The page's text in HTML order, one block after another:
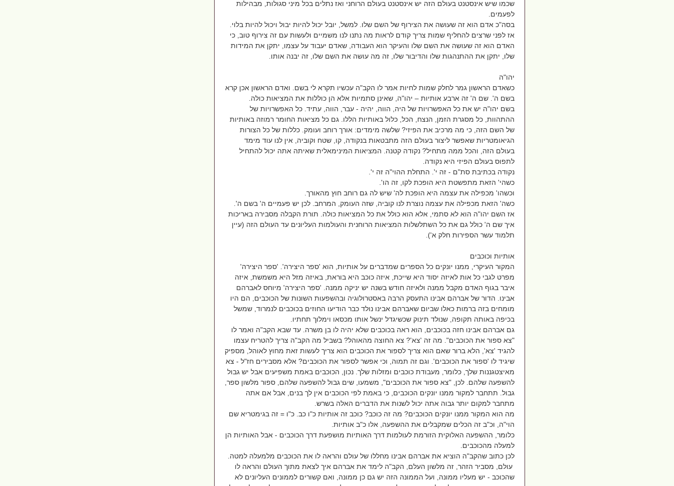
שכמו שיש אינסטנט בעולם הזה יש אינסטנט בעולם הרוחני ואז נתלים בכל מיני סגולות, מבהילות
לפעמים.
בסה"כ אדם הוא זה שעושה את הצירוף של השם שלו. למשל, יובל יכול להיות יבול ויכול להיות בלוי.
אז לפני שרצים להחליף שמות צריך קודם לראות מה נתנו לנו משמיים ולעשות עם זה צירוף טוב, כי
האדם הוא זה שעושה את השם שלו והעיקר הוא העבודה, שאדם יעבוד על עצמו, יתקן את המידות
שלו, יתקן את ההתנהגות שלו והדיבור שלו, זה מה עושה את השם שלו, זה יבנה אותו.
יהו"ה
כשאדם הראשון גמר לחלק שמות לחיות אמר לו הקב"ה עכשיו תקרא לי בשם. ואדם הראשון אכן קרא
בשם ה'. שם ה' זה ארבע אותיות – יהו"ה, שאינן סתמיות אלא הן כוללות את המציאות כולה.
בשם יהו"ה יש את כל האפשרויות של היה, הווה, יהיה - עבר, הווה, עתיד. כל האפשרויות של
ההתהוות, כל מסגרת הזמן, הנצח, הכל, כלול באותיות הללו. גם כל מציאות החומר רמוזה באותיות
של השם הזה, כי מה מרכיב את הפיזי? שלשה מימדים: אורך רוחב ועומק. כללות של כל הצורות
הגיאומטריות שאפשר ליצור בעולם הזה מתבטאות בנקודה, קו, שטח וקוביה, אין לנו עוד מימד
בעולם הזה, והכל ממה מתחיל? נקודה קטנה. המציאות המינימאלית שאיתה אתה יכול להתחיל
לתפוס בעולם הפיזי היא נקודה.
נקודה בכתיבת סת"ם - זה י'. התחלת ההוי"ה זה י'.
כשהי' הזאת מתפשטת היא הופכת לקו, זה הו'.
וכשהו' מכפילה את עצמה היא הופכת לה' שיש לה גם רוחב חוץ מהאורך.
כשה' הזאת מכפילה את עצמה נוצרת לנו קוביה, שזה העומק, המרחב. לכן יש פעמיים ה' בשם ה'.
אז השם יהו"ה הוא לא סתמי, אלא הוא כולל את כל המציאות כולה. תורת הקבלה מסבירה באריכות
איך שם ה' כולל גם את כל השתלשלות המציאות הרוחנית והעולמות העליונים עד העולם הזה (עיין
תלמוד עשר הספירות חלק א').
אותיות וכוכבים
המקור העיקרי, ממנו יונקים כל הספרים שמדברים על אותיות, הוא 'ספר היצירה'. 'ספר היצירה'
מפרט לגבי כל אות לאיזה יסוד היא שייכת, איזה כוכב היא בוראת, באיזה מזל היא משמשת, איזה
איבר בגוף האדם מקבל ממנה ולאיזה חודש בשנה יש יניקה ממנה. 'ספר היצירה' מיוחס לאברהם
אבינו. הדור של אברהם אבינו התעסק הרבה באסטרולוגיה ובהשפעות השונות של הכוכבים, הם היו
מומחים בזה ברמות כאלו שביום שאברהם אבינו נולד כבר הודיעו החוזים בכוכבים לנמרוד, שמשל
בכיפה באותה תקופה, שנולד תינוק שכשיגדל ינשל אותו מכסאו וימלוך תחתיו.
גם אברהם אבינו חזה בכוכבים, הוא ראה בכוכבים שלא יהיה לו בן משרה. עד שבא הקב"ה ואמר לו
"צא ספור את הכוכבים". מה זה 'צא'? צא החוצה מהאוהל? בשביל מה הקב"ה צריך להטריח עצמו
להגיד 'צא', הלא ברור שאם הוא צריך לספור את הכוכבים הוא צריך לעשות זאת מחוץ לאוהל, מספיק
שיגיד לו 'ספור את הכוכבים'. וגם זה תמוה, וכי אפשר לספור את הכוכבים? אלא מסבירים חז"ל - צא
מאיצטגננות שלך, כלומר, מעבודת כוכבים ומזלות שלך. נכון, הכוכבים באמת משפיעים אבל יש גבול
להשפעה שלהם. לכן, "צא ספור את הכוכבים", משמעו, שים גבול להשפעה שלהם, ספור מלשון ספר,
גבול. תתחבר למקור ממנו יונקים הכוכבים, כי באמת לפי הכוכבים אין לך בנים, אבל אם אתה
מתחבר למקום יותר גבוה אתה יכול לשנות את הדברים האלה בשרש.
מה הוא המקור ממנו יונקים הכוכבים? מה זה כוכב? כוכב זה אותיות כ"ו כב. כ"ו = זה בגימטריא שם
הוי"ה, וכ"ב זה הכלים שמקבלים את ההשפעה, אלו כ"ב אותיות.
כלומר, ההשפעה האלוקית הזורמת לעולמות דרך האותיות מושפעת דרך הכוכבים - אבל האותיות הן
למעלה מהכוכבים.
לכן כתוב שהקב"ה הוציא את אברהם אבינו מחללו של עולם והראה לו את הכוכבים מלמעלה למטה.
עולם, מסביר הזהר, זה מלשון העלם, הקב"ה לימד את אברהם איך לצאת מתוך העולם והראה לו
שהכוכב - יש מעליו ממונה, ועל הממונה הזה יש גם כן ממונה, ואם קשורים לממונים העליונים לא